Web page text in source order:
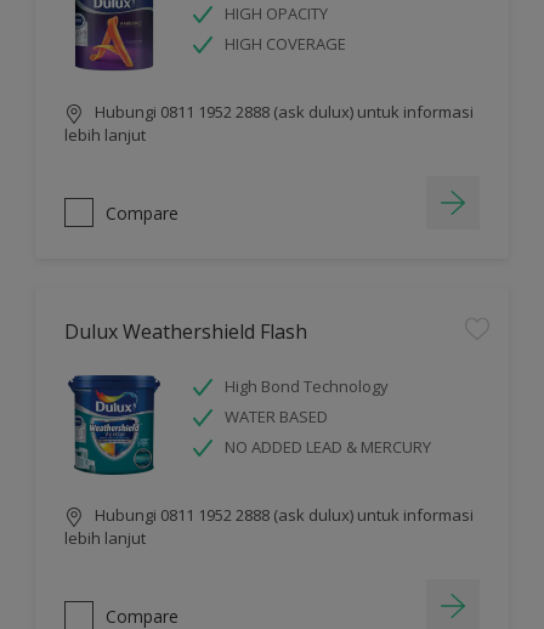
HIGH OPACITY
HIGH COVERAGE
Hubungi 0811 1952 2888 (ask dulux) untuk informasi
lebih lanjut
Compare
Dulux Weathershield Flash
High Bond Technology
WATER BASED
NO ADDED LEAD & MERCURY
Hubungi 0811 1952 2888 (ask dulux) untuk informasi
lebih lanjut
Compare